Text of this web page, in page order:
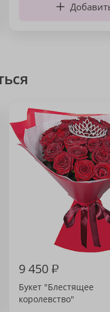
9 450₽
Букет "Блестящее
королевство"